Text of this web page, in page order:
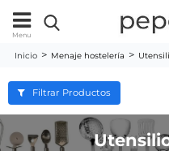
Menu
Inicio Menaje hostelería
Filtrar Productos